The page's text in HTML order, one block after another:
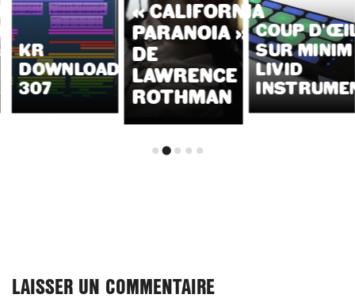
KR
DOWNLOADS
307
« CALIFORNIA
PARANOIA »
DE
LAWRENCE
ROTHMAN
COUP
SUR MINIM
LIVID
LAISSER UN COMMENTAIRE